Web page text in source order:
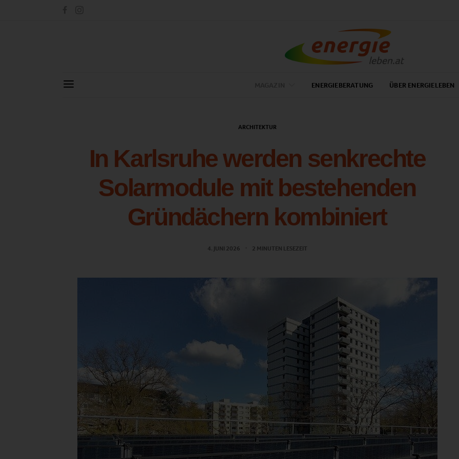
ENERGIEBERATUNG ÜBER ENERGIELEBEN
ARCHITEKTUR
In Karlsruhe werden senkrechte
Solarmodule mit bestehenden
Gründächern kombiniert
4. JUNI 2026 2 MINUTEN LESEZEIT